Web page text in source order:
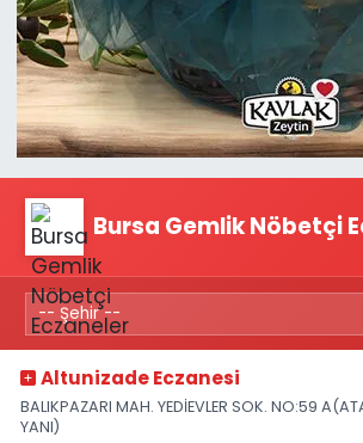
Bursa Gemlik Nöbetçi
Altunizade Eczanesi
BALIKPAZARI MAH. YEDİEVLER SOK. NO:59
YANI)